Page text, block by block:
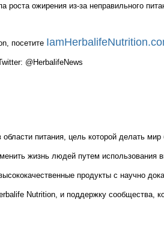
ожирения из-за неправильного
посетите
: @ HerbalifeNews
области питания, цель которой делать
жизнь людей путем использования
продукты с научно
Nutrition, и поддержку сообщества,